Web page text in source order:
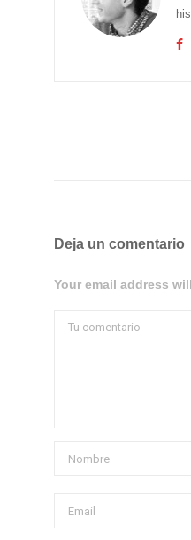
Deja un comentario
Your email address